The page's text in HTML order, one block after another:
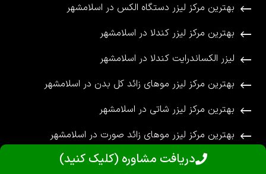
دریافت مشاوره (کلیک کنید)
بهترین مرکز لیزر دستگاه الکس در اسلامشهر
بهترین مرکز لیزر کندلا در اسلامشهر
لیزر الکساندرایت کندلا در اسلامشهر
بهترین مرکز لیزر موهای زائد کل بدن در اسلامشهر
بهترین مرکز لیزر شاتی در اسلامشهر
بهترین مرکز لیزر موهای زائد صورت در اسلامشهر
© تمامی حقوق برای کلینیک ماهرخ محفوظ می باشد.